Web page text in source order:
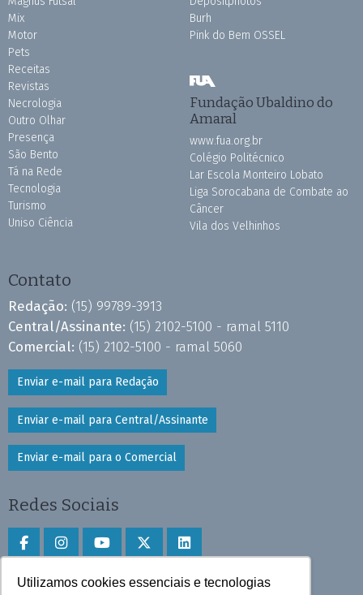
Utilizamos cookies essenciais e tecnologias
Mix
Motor
Pets
Receitas
Revistas
Necrologia
Outro Olhar
Presença
São Bento
Tá na Rede
Tecnologia
Turismo
Uniso Ciência
Burh
Pink do Bem OSSEL
Fundação Ubaldino do
Amaral
www.fua.org.br
Colégio Politécnico
Lar Escola Monteiro Lobato
Liga Sorocabana de Combate ao
Câncer
Vila dos Velhinhos
Contato
Redação: (15) 99789-3913
Central/Assinante: (15) 2102-5100 - ramal 5110
Comercial: (15) 2102-5100 - ramal 5060
Enviar e-mail para Redação
Enviar e-mail para Central/Assinante
Enviar e-mail para o Comercial
Redes Sociais